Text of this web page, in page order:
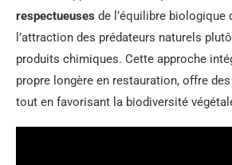
respectueuses de l’équilibre biologique
l’attraction des prédateurs naturels
produits chimiques. Cette approche
propre longère en restauration, offre
tout en favorisant la biodiversité